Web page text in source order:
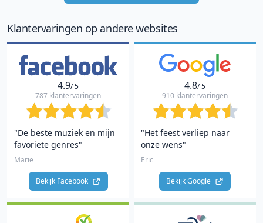
Klantervaringen op andere websites
4.9/ 5
787 klantervaringen
"De beste muziek en mijn
favoriete genres"
Marie
Bekijk Facebook
4.8/ 5
910 klantervaringen
"Het feest verliep naar
onze wens"
Eric
Bekijk Google